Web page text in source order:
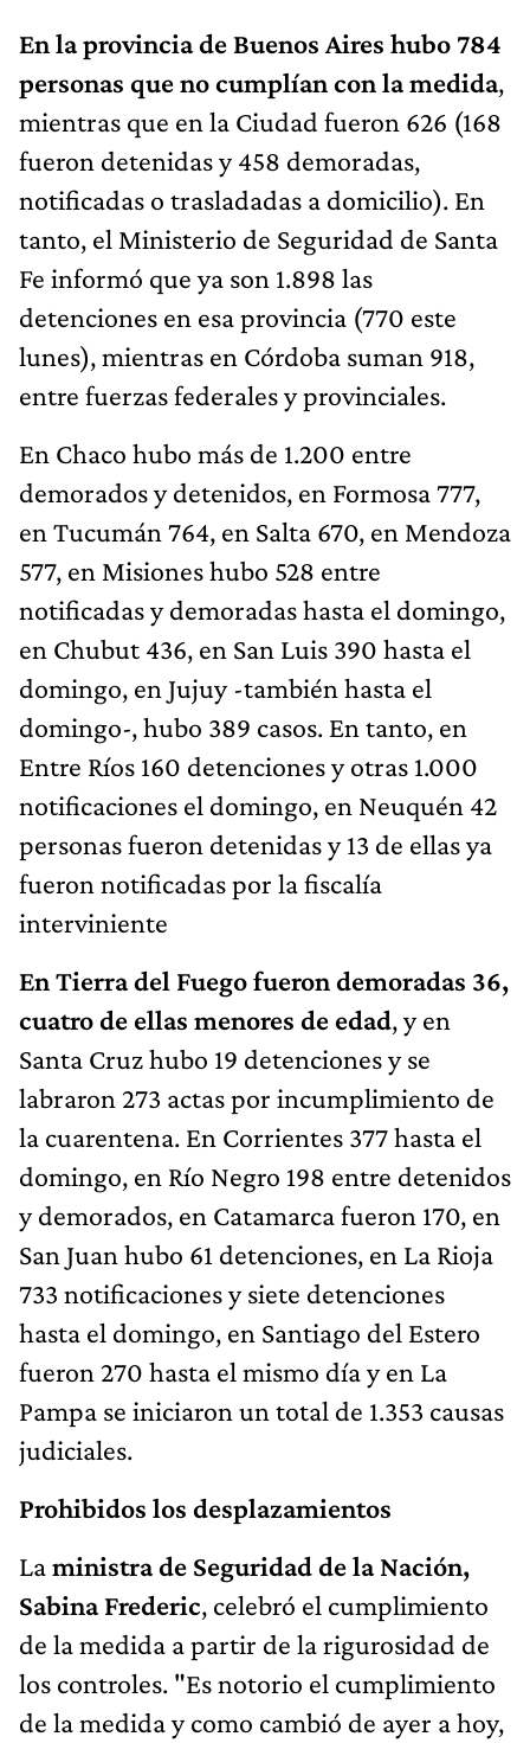
En la provincia de Buenos Aires hubo 784
personas que no cumplían con la medida,
mientras que en la Ciudad fueron 626 (168
fueron detenidas y 458 demoradas,
notificadas o trasladadas a domicilio). En
tanto, el Ministerio de Seguridad de Santa
Fe informó que ya son 1.898 las
detenciones en esa provincia (770 este
lunes), mientras en Córdoba suman 918,
entre fuerzas federales y provinciales.
En Chaco hubo más de 1.200 entre
demorados y detenidos, en Formosa 777,
en Tucumán 764, en Salta 670, en Mendoza
577, en Misiones hubo 528 entre
notificadas y demoradas hasta el domingo,
en Chubut 436, en San Luis 390 hasta el
domingo, en Jujuy -también hasta el
domingo-, hubo 389 casos. En tanto, en
Entre Ríos 160 detenciones y otras 1.000
notificaciones el domingo, en Neuquén 42
personas fueron detenidas y 13 de ellas ya
fueron notificadas por la fiscalía
interviniente
En Tierra del Fuego fueron demoradas 36,
cuatro de ellas menores de edad, y en
Santa Cruz hubo 19 detenciones y se
labraron 273 actas por incumplimiento de
la cuarentena. En Corrientes 377 hasta el
domingo, en Río Negro 198 entre detenidos
y demorados, en Catamarca fueron 170, en
San Juan hubo 61 detenciones, en La Rioja
733 notificaciones y siete detenciones
hasta el domingo, en Santiago del Estero
fueron 270 hasta el mismo día y en La
Pampa se iniciaron un total de 1.353 causas
judiciales.
Prohibidos los desplazamientos
Laministra de Seguridad de la Nación,
Sabina Frederic, celebró el cumplimiento
de la medida a partir de la rigurosidad de
los controles. "Es notorio el cumplimiento
de la medida y como cambió de ayer a hoy,